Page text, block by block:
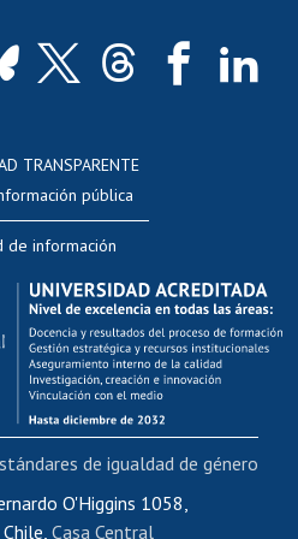
docente
académica
al AUCAI
os
de capacitación
del personal
interna
de renta
renta honorarios
TRANSPARENTE
pública
de información
O'Higgins 1058,
Casa Central
de igualdad de género